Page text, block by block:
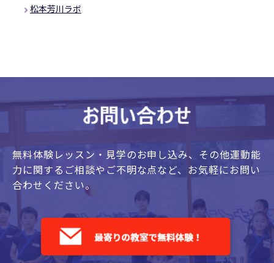
松本芳川ラボ
無料体験レッスン・見学のお申し込み、 その他運動能
力に関するご相談やご不明な点など、 お気軽にお問い
合わせください。